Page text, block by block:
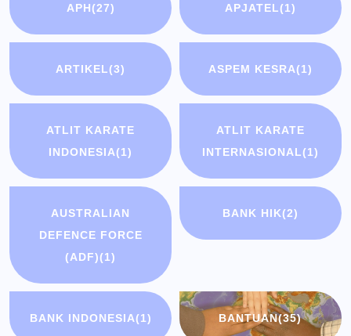
APH(27) APJATEL(1)
ARTIKEL(3) ASPEM KESRA(1)
ATLIT KARATE
INDONESIA(1)
ATLIT KARATE
INTERNASIONAL(1)
AUSTRALIAN
DEFENCE FORCE
(ADF)(1)
BANK HIK(2)
BANK INDONESIA(1) BANTUAN(35)